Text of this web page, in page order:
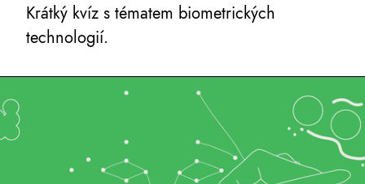
Krátký kvíz s tématem biometrických
technologií.